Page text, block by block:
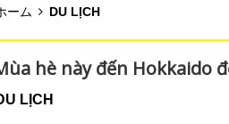
ーム DU LỊCH
hè này đến Hokkaido
LỊCH